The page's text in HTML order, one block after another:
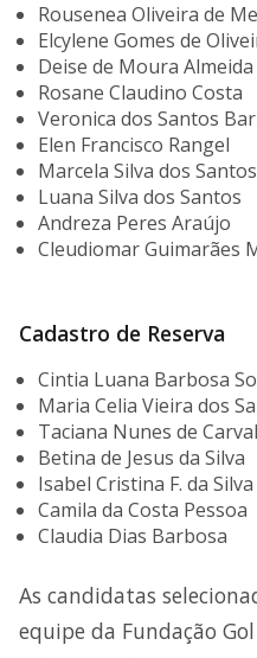
Rousenea Oliveira de
Elcylene Gomes de
Deise de Moura Almeida
Rosane Claudino Costa
Veronica dos Santos
Elen Francisco Rangel
Marcela Silva dos Santos
Luana Silva dos Santos
Andreza Peres Araújo
Cleudiomar Guimarães
Cadastro de Reserva
Cintia Luana Barbosa
Maria Celia Vieira dos
Taciana Nunes de
Betina de Jesus da Silva
Isabel Cristina F. da Silva
Camila da Costa Pessoa
Claudia Dias Barbosa
As candidatas
equipe da Fundação